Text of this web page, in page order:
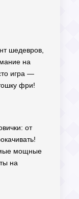
шедевров,
на
игра —
фри!
от
мощные
на